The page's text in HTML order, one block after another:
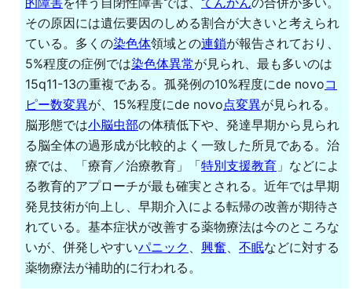
その原因には遺伝要因のしめる割合が大きいと考えられ
ている。多くの染色体領域との連鎖が報告されており、
5%程度の症例では染色体異常が見られ、最も多いのは
15q11-13の重複である。孤発例の10%程度にde novoコ
ピー数変異が、15%程度にde novo点変異が見られる。
脳形態では小脳虫部の体積低下や、発達早期から見られ
る脳全体の過形成が比較的よく一致した所見である。治
療では、「療育／治療教育」「特別支援教育 」などによ
る教育的アプローチが最も確実とされる。近年では早期
発見技術が向上し、早期介入による転帰の改善が期待さ
れている。基本症状が改善する薬物療法は今のところな
いが、併発しやすいパニック 、 興奮、 不眠などに対する
薬物療法が補助的に行われる。